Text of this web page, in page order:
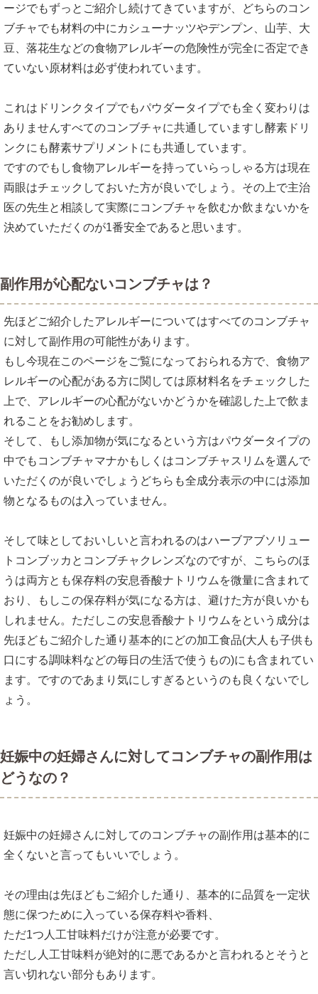
ージでもずっとご紹介し続けてきていますが、どちらのコン
ブチャでも材料の中にカシューナッツやデンプン、山芋、大
豆、落花生などの食物アレルギーの危険性が完全に否定でき
ていない原材料は必ず使われています。
これはドリンクタイプでもパウダータイプでも全く変わりは
ありませんすべてのコンブチャに共通していますし酵素ドリ
ンクにも酵素サプリメントにも共通しています。
ですのでもし食物アレルギーを持っていらっしゃる方は現在
両眼はチェックしておいた方が良いでしょう。その上で主治
医の先生と相談して実際にコンブチャを飲むか飲まないかを
決めていただくのが1番安全であると思います。
副作用が心配ないコンブチャは？
先ほどご紹介したアレルギーについてはすべてのコンブチャ
に対して副作用の可能性があります。
もし今現在このページをご覧になっておられる方で、食物ア
レルギーの心配がある方に関しては原材料名をチェックした
上で、アレルギーの心配がないかどうかを確認した上で飲ま
れることをお勧めします。
そして、もし添加物が気になるという方はパウダータイプの
中でもコンブチャマナかもしくはコンブチャスリムを選んで
いただくのが良いでしょうどちらも全成分表示の中には添加
物となるものは入っていません。
そして味としておいしいと言われるのはハーブアブソリュー
トコンブッカとコンブチャクレンズなのですが、こちらのほ
うは両方とも保存料の安息香酸ナトリウムを微量に含まれて
おり、もしこの保存料が気になる方は、避けた方が良いかも
しれません。ただしこの安息香酸ナトリウムをという成分は
先ほどもご紹介した通り基本的にどの加工食品(大人も子供も
口にする調味料などの毎日の生活で使うもの)にも含まれてい
ます。ですのであまり気にしすぎるというのも良くないでし
ょう。
妊娠中の妊婦さんに対してコンブチャの副作用は
どうなの？
妊娠中の妊婦さんに対してのコンブチャの副作用は基本的に
全くないと言ってもいいでしょう。
その理由は先ほどもご紹介した通り、基本的に品質を一定状
態に保つために入っている保存料や香料、
ただ1つ人工甘味料だけが注意が必要です。
ただし人工甘味料が絶対的に悪であるかと言われるとそうと
言い切れない部分もあります。